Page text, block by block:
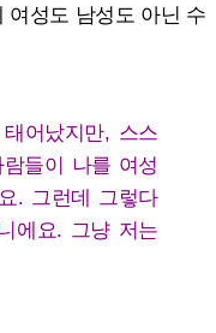
여성도 남성도 아닌 수
어났지만, 스스
들이 나를 여성
. 그런데 그렇다
에요. 그냥 저는